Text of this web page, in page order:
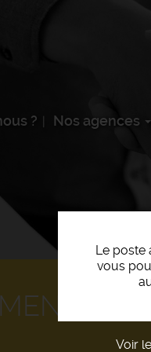
? Nos agences
Le poste
vous
Voir
F/H